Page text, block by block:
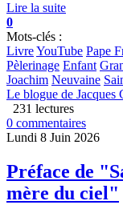
Lire la suite
0
Mots-clés :
LivreYouTube Pape
Pèlerinage Enfant
Joachim Neuvaine
Le blogue de Jacques
231 lectures
0 commentaires
Lundi 8 Juin 2026
Préface de
mère du ciel"